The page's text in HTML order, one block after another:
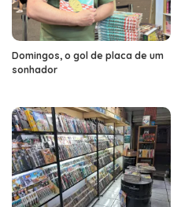
Domingos, o gol de placa de um
sonhador